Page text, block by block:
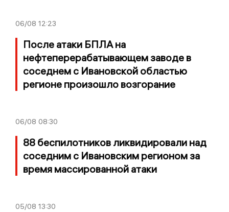
06/08 12:23
После атаки БПЛА на
нефтеперерабатывающем заводе в
соседнем с Ивановской областью
регионе произошло возгорание
06/08 08:30
88 беспилотников ликвидировали над
соседним с Ивановским регионом за
время массированной атаки
05/08 13:30